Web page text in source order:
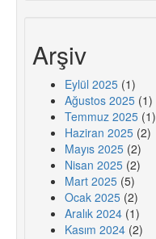
Arşiv
Eylül 2025 (1)
Ağustos 2025 (1)
Temmuz 2025 (1)
Haziran 2025 (2)
Mayıs 2025 (2)
Nisan 2025 (2)
Mart 2025 (5)
Ocak 2025 (2)
Aralık 2024 (1)
Kasım 2024 (2)